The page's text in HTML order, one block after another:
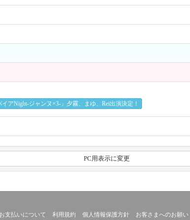
アNight-ジャンヌ×3-」夕霧、まゆ、Rei出演決定！
PC用表示に変更
お支払いについて 利用規約 個人情報保護方針 お客さまへのお願い